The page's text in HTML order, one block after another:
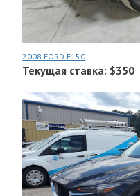
2008 FORD F150
Текущая ставка: $350